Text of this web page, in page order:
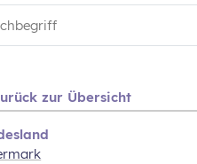
zur Übersicht